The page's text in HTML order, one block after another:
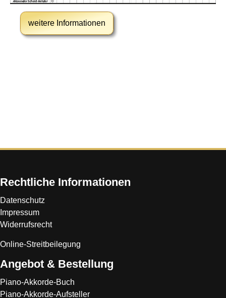
weitere Informationen
Rechtliche Informationen
Datenschutz
Impressum
Widerrufsrecht
Online-Streitbeilegung
Angebot & Bestellung
Piano-Akkorde-Buch
Piano-Akkorde-Aufsteller